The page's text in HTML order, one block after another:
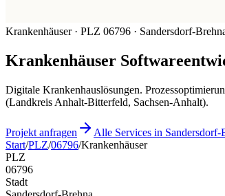
Krankenhäuser · PLZ 06796 · Sandersdorf-
Krankenhäuser
Digitale Krankenhauslösungen.
(Landkreis Anhalt-Bitterfeld, Sachsen-Anhalt).
Projekt anfragen
Alle Services in Sandersdorf-
Start/PLZ/06796/Krankenhäuser
PLZ
06796
Stadt